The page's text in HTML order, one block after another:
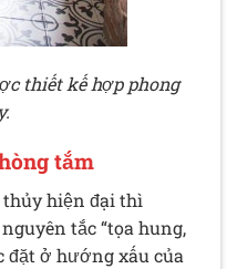
thiết kế hợp phong
tắm
hiện đại thì
tắc “tọa hung,
đặt ở hướng xấu của